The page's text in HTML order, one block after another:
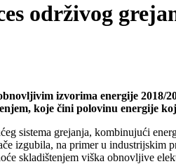
održivog
izvorima energije 2018/
koje čini polovinu energije
sistema grejanja, kombinujući
izgubila, na primer u industrijskim
skladištenjem viška obnovljive